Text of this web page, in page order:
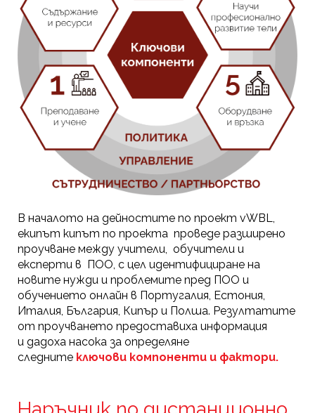
В началото на дейностите по проект vWBL,
екипът кипът по проекта проведе разширено
проучване между учители, обучители и
експерти в ПОО, с цел идентифициране на
новите нужди и проблемите пред ПОО и
обучението онлайн в Португалия, Естония,
Италия, България, Кипър и Полша. Резултатите
от проучването предоставиха информация
и дадоха насока за определяне
следните ключови компоненти и фактори.